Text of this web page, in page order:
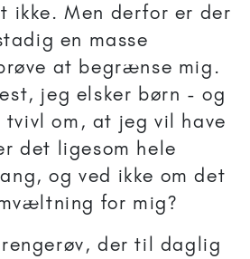
ikke. Men derfor er der
en masse
at begrænse mig.
jeg elsker børn - og
om, at jeg vil have
det ligesom hele
og ved ikke om det
for mig?
der til daglig